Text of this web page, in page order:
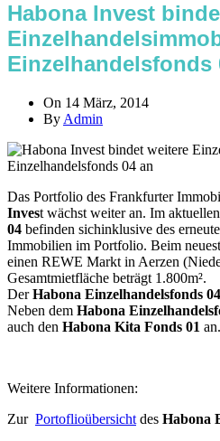
Habona Invest
Einzelhandelsfonds
On 14 März, 2014
By Admin
Das Portfolio des Frankfurter
Invest wächst weiter an. Im aktuellen
04 befinden sichinklusive des
Immobilien im Portfolio. Beim
einen REWE Markt in Aerzen
Gesamtmietfläche beträgt 1.800m².
DerHabona Einzelhandelsfonds 04
Neben dem Habona
auch den Habona Kita Fonds 01 an.
Weitere Informationen:
Zur Portoflioübersicht des Habona